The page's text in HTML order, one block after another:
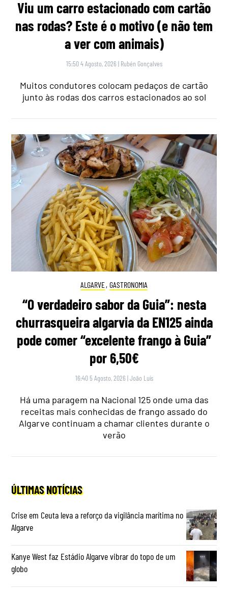
Viu um carro estacionado com cartão
nas rodas? Este é o motivo (e não tem
a ver com animais)
15:50 4 Agosto, 2026 | Rubén Gonçalves
Muitos condutores colocam pedaços de cartão
junto às rodas dos carros estacionados ao sol
ALGARVE, GASTRONOMIA
“O verdadeiro sabor da Guia”: nesta
churrasqueira algarvia da EN125 ainda
pode comer “excelente frango à Guia”
por 6,50€
16:40 5 Agosto, 2026 |João Luís
Há uma paragem na Nacional 125 onde uma das
receitas mais conhecidas de frango assado do
Algarve continuam a chamar clientes durante o
verão
ÚLTIMAS NOTÍCIAS
Crise em Ceuta leva a reforço da vigilância marítima no
Algarve
Kanye West faz Estádio Algarve vibrar do topo de um
globo